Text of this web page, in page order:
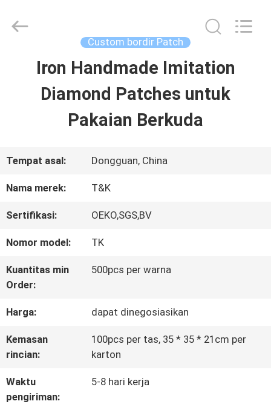
RUMAH
TENTANG
KITA
WISATA
PABRIK
KUALITAS
KAMI
Garment
Accessories
Custom bordir Patch
Iron Handmade Imitation
Diamond Patches untuk
Pakaian Berkuda
Tempat asal: Dongguan, China
Nama merek: T&K
Sertifikasi: OEKO,SGS,BV
Nomor model: TK
Kuantitas min
Order:
500pcs per warna
Harga: dapat dinegosiasikan
Kemasan
rincian:
100pcs per tas, 35 * 35 * 21cm per
karton
Waktu
pengiriman:
5-8 hari kerja